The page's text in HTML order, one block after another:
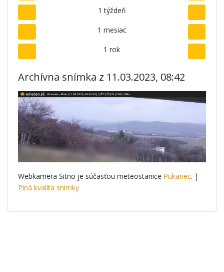
1 týždeň
1 mesiac
1 rok
Archívna snímka z 11.03.2023, 08:42
Webkamera Sitno je súčasťou meteostanice Pukanec. |
Plná kvalita snímky